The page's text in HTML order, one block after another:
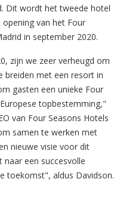
Dit wordt het tweede hotel
opening van het Four
in september 2020.
zijn we zeer verheugd om
breiden met een resort in
gasten een unieke Four
topbestemming,"
van Four Seasons Hotels
samen te werken met
nieuwe visie voor dit
een succesvolle
toekomst", aldus Davidson.